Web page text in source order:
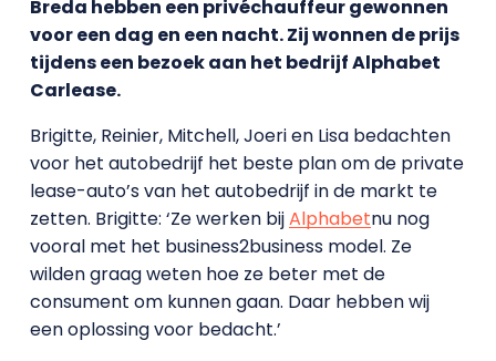
Breda hebben een privéchauffeur gewonnen
voor een dag en een nacht. Zij wonnen de prijs
tijdens een bezoek aan het bedrijf Alphabet
Carlease.
Brigitte, Reinier, Mitchell, Joeri en Lisa bedachten
voor het autobedrijf het beste plan om de private
lease-auto’s van het autobedrijf in de markt te
zetten. Brigitte: ‘Ze werken bijAlphabetnu nog
vooral met het business2business model. Ze
wilden graag weten hoe ze beter met de
consument om kunnen gaan. Daar hebben wij
een oplossing voor bedacht.’